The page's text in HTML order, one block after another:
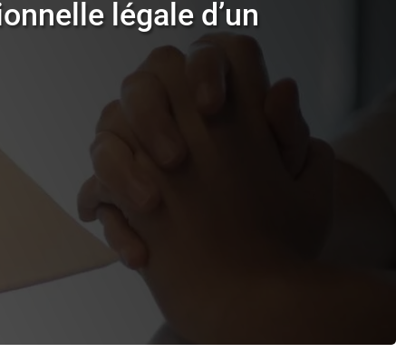
légale d’un